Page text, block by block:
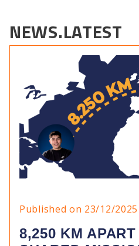
NEWS.LATEST
Published on 23/12/2025
8,250 KM